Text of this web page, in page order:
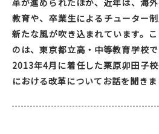
教育や、卒業生によるチューター
新たな風が吹き込まれています。
のは、東京都立高・中等教育学校
2013年4月に着任した栗原卯田子
における改革についてお話を聞きま